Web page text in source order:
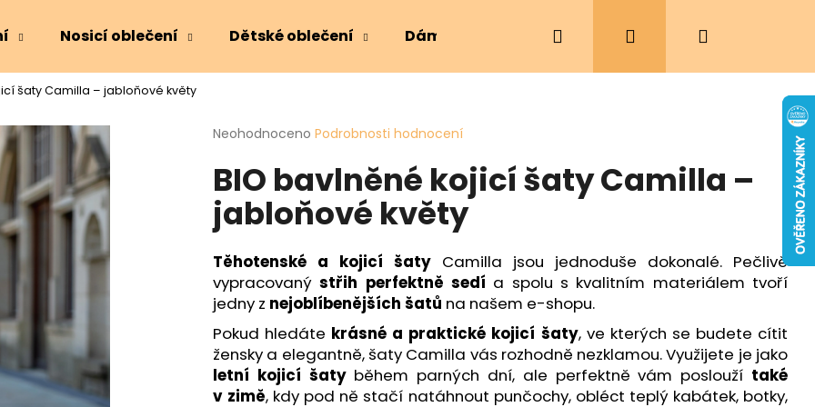
Nosicí oblečení Dětské oblečení Dámské oblečení Ergonomická nosítka
Hledat PřihlášeníNákupní
šaty Camilla – jabloňové květy
Průměrné
produktu
je
0,0
5
hvězdiček.
Neohodnoceno Podrobnosti hodnocení
BIO bavlněné kojicí šaty Camilla –
jabloňové květy
Těhotenské a kojicí šaty Camilla jsou jednoduše dokonalé. Pečlivě
vypracovanýstřih perfektně sedí a spolu s kvalitním materiálem tvoří
jedny z nejoblíbenějších šatů na našem e-shopu.
Pokud hledáte krásné a praktické kojicí šaty, ve kterých se budete cítit
žensky a elegantně, šaty Camilla vás rozhodně nezklamou. Využijete je jako
letní kojicí šatyběhem parných dní, ale perfektně vám poslouží také
v zimě, kdy pod ně stačí natáhnout punčochy, obléct teplý kabátek, botky,
Co potřebujete najít?
HLEDAT
Doporučujeme